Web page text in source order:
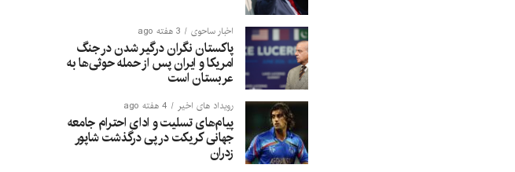
اخبار ساحوی 3 هفته ago
پاکستان نگران درگیر شدن در جنگ
امریکا و ایران پس از حمله حوثی‌ها به
عربستان است
رویداد های اخیر 4 هفته ago
پیام‌های تسلیت و ادای احترام جامعه
جهانی کریکت در پی درگذشت شاپور
زدران